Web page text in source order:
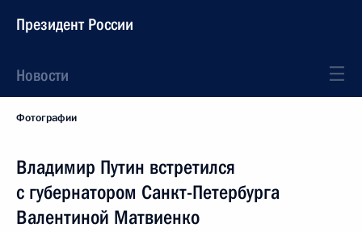
Президент России
Новости
Фотографии
Владимир Путин встретился
с губернатором Санкт-Петербурга
Валентиной Матвиенко